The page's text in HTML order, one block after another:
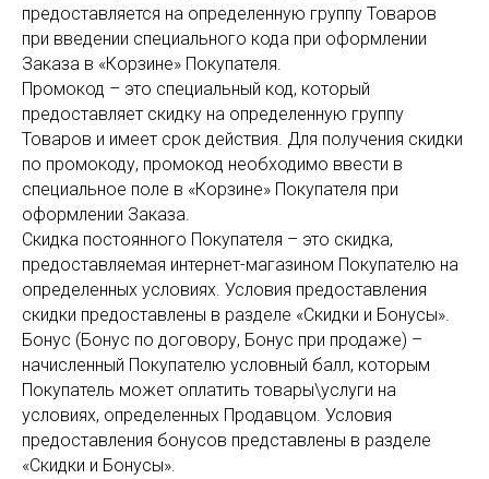
предоставляется на определенную группу Товаров
при введении специального кода при оформлении
Заказа в «Корзине» Покупателя.
Промокод – это специальный код, который
предоставляет скидку на определенную группу
Товаров и имеет срок действия. Для получения скидки
по промокоду, промокод необходимо ввести в
специальное поле в «Корзине» Покупателя при
оформлении Заказа.
Скидка постоянного Покупателя – это скидка,
предоставляемая интернет-магазином Покупателю на
определенных условиях. Условия предоставления
скидки предоставлены в разделе «Скидки и Бонусы».
Бонус (Бонус по договору, Бонус при продаже) –
начисленный Покупателю условный балл, которым
Покупатель может оплатить товары\услуги на
условиях, определенных Продавцом. Условия
предоставления бонусов представлены в разделе
«Скидки и Бонусы».